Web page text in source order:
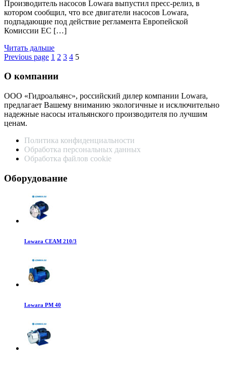
Производитель насосов Lowara выпустил пресс-релиз, в
котором сообщил, что все двигатели насосов Lowara,
подпадающие под действие регламента Европейской
Комиссии ЕС […]
Читать дальше
Пагинация
записей
Previous page 1 2 3 4 5
О компании
ООО «Гидроальянс», российский дилер компании Lowara,
предлагает Вашему вниманию экологичные и исключительно
надежные насосы итальянского производителя по лучшим
ценам.
Политика конфиденциальности
Обработка персональных данных
Обработка файлов cookie
Оборудование
Lowara CEAM 210/3
Lowara PM 40